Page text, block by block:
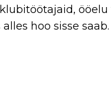
hoo sisse saab.